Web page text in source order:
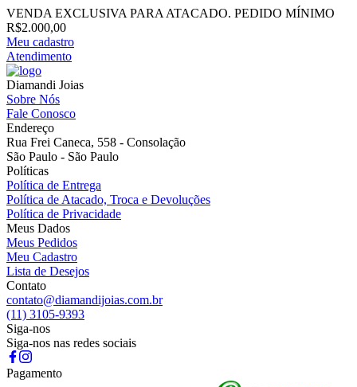
VENDA EXCLUSIVA PARA ATACADO. PEDIDO MÍNIMO
R$2.000,00
Meu cadastro
Atendimento
Diamandi Joias
Sobre Nós
Fale Conosco
Endereço
Rua Frei Caneca, 558 - Consolação
São Paulo - São Paulo
Políticas
Política de Entrega
Política de Atacado, Troca e Devoluções
Política de Privacidade
Meus Dados
Meus Pedidos
Meu Cadastro
Lista de Desejos
Contato
contato@diamandijoias.com.br
(11) 3105-9393
Siga-nos
Siga-nos nas redes sociais
Pagamento